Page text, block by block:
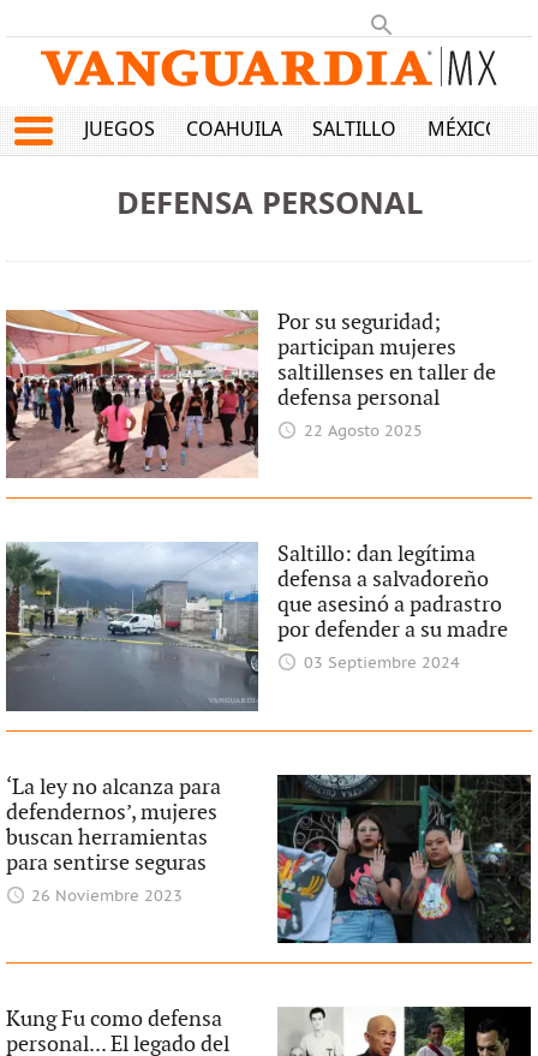
JUEGOS COAHUILA SALTILLO MÉXICO
DEFENSA PERSONAL
Por su seguridad;
participan mujeres
saltillenses en taller de
defensa personal
22 Agosto 2025
Saltillo: dan legítima
defensa a salvadoreño
que asesinó a padrastro
por defender a su madre
03 Septiembre 2024
‘La ley no alcanza para
defendernos’, mujeres
buscan herramientas
para sentirse seguras
26 Noviembre 2023
Kung Fu como defensa
personal... El legado del